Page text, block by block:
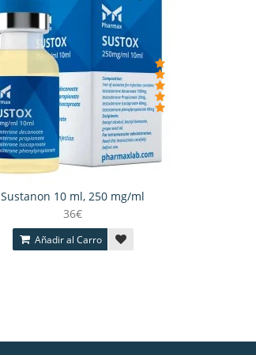
Sustanon 10 ml, 250 mg/ml
36€
Añadir al Carro